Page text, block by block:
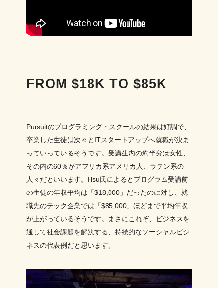
FROM $18K TO $85K
Pursuitのプログラミング・スクールの結果は好調で、
卒業した生徒は次々とITスタートアップへ就職が決ま
っていっているそうです。受講生内の約半分は女性、
その内の60％がアフリカ系アメリカ人、ラテン系の
人々だといいます。Hsu氏によるとプログラム受講前
の生徒の年収平均は「$18,000」だったのに対し、就
職先のテック企業では「$85,000」ほどまで平均年収
が上がっているそうです。まさにこれぞ、ビジネスを
通して社会課題を解決する、持続的なソーシャルビジ
ネスの代表例だと思います。